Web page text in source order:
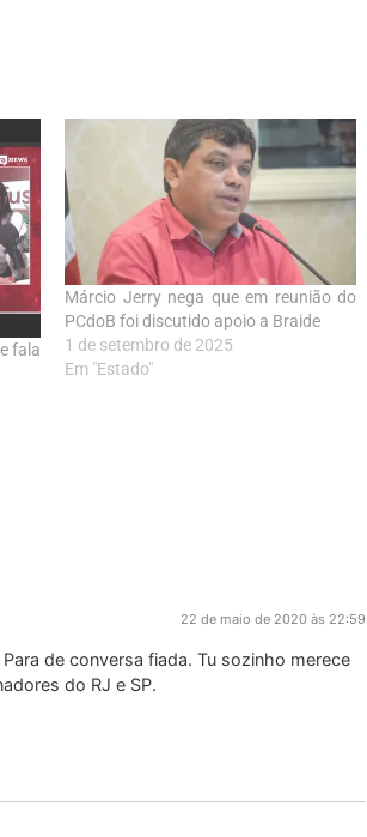
fala
Márcio Jerry nega que em reunião do
PCdoB foi discutido apoio a Braide
1 de setembro de 2025
Em "Estado"
22 de maio de 2020 às 22:59
de conversa fiada. Tu sozinho merece
do RJ e SP.